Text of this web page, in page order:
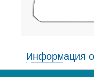
Информация